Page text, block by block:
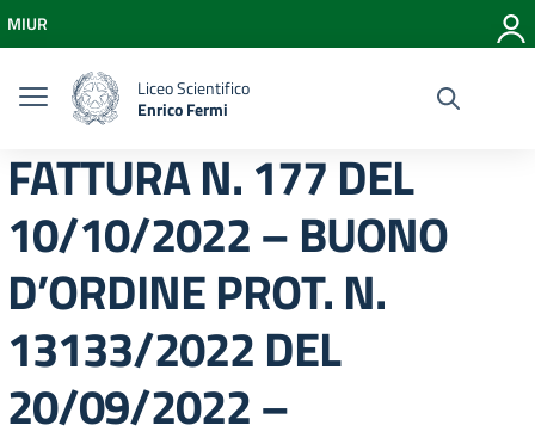
Vai al menu di navigazione
Vai al footer
MIUR
Liceo Scientifico
Enrico Fermi
FATTURA N. 177 DEL
10/10/2022 – BUONO
D’ORDINE PROT. N.
13133/2022 DEL
20/09/2022 –